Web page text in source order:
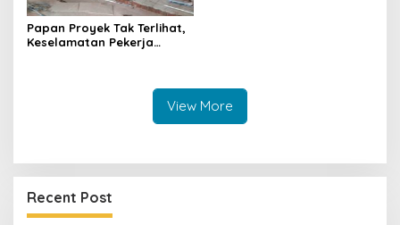
Papan Proyek Tak Terlihat,
Keselamatan Pekerja
View More
Recent Post